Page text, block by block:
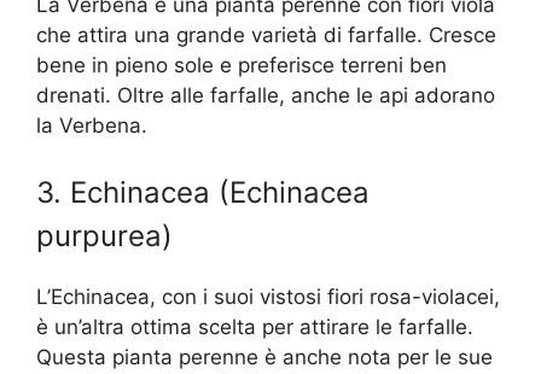
che attira una grande varietà di farfalle. Cresce
bene in pieno sole e preferisce terreni ben
drenati. Oltre alle farfalle, anche le api adorano
la Verbena.
3. Echinacea (Echinacea
purpurea)
L’Echinacea, con i suoi vistosi fiori rosa-violacei,
è un’altra ottima scelta per attirare le farfalle.
Questa pianta perenne è anche nota per le sue